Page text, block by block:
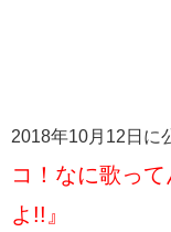
2018年10月12日に
コ！なに歌っ
よ!!』